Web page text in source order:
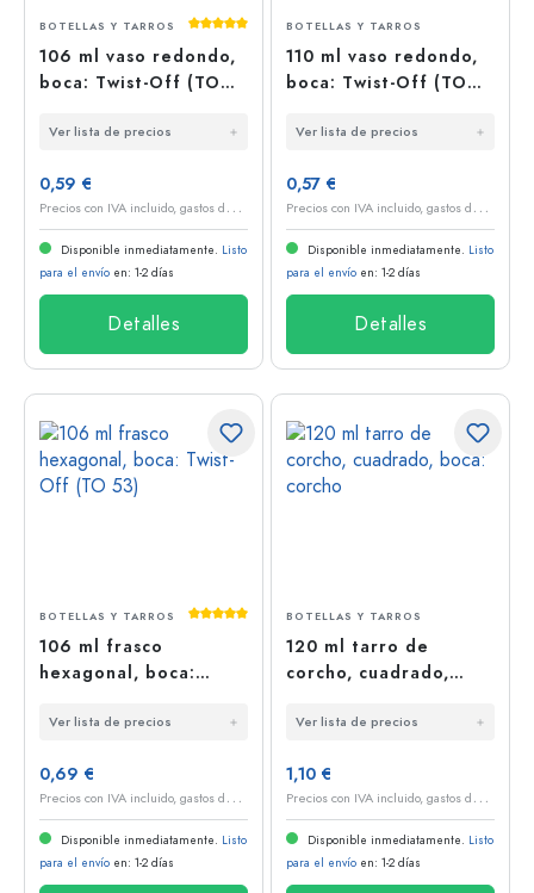
Calificación promedio de 5 de 5 estrellas
BOTELLAS Y TARROS
106 ml vaso redondo,
boca: Twist-Off (TO
Ver lista de precios
0,59 €
P
recios con IVA incluido, gastos de envío excluidos
Disponible inmediatamente. Listo
para el envío en: 1-2 días
Detalles
BOTELLAS Y TARROS
110 ml vaso redondo,
boca: Twist-Off (TO
Ver lista de precios
0,57 €
P
recios con IVA incluido, gastos de envío excluidos
Disponible inmediatamente. Listo
para el envío en: 1-2 días
Detalles
Calificación promedio de 5 de 5 estrellas
BOTELLAS Y TARROS
106 ml frasco
hexagonal, boca:
Ver lista de precios
0,69 €
P
recios con IVA incluido, gastos de envío excluidos
Disponible inmediatamente. Listo
para el envío en: 1-2 días
BOTELLAS Y TARROS
120 ml tarro de
corcho, cuadrado,
Ver lista de precios
1,10 €
P
recios con IVA incluido, gastos de envío excluidos
Disponible inmediatamente. Listo
para el envío en: 1-2 días